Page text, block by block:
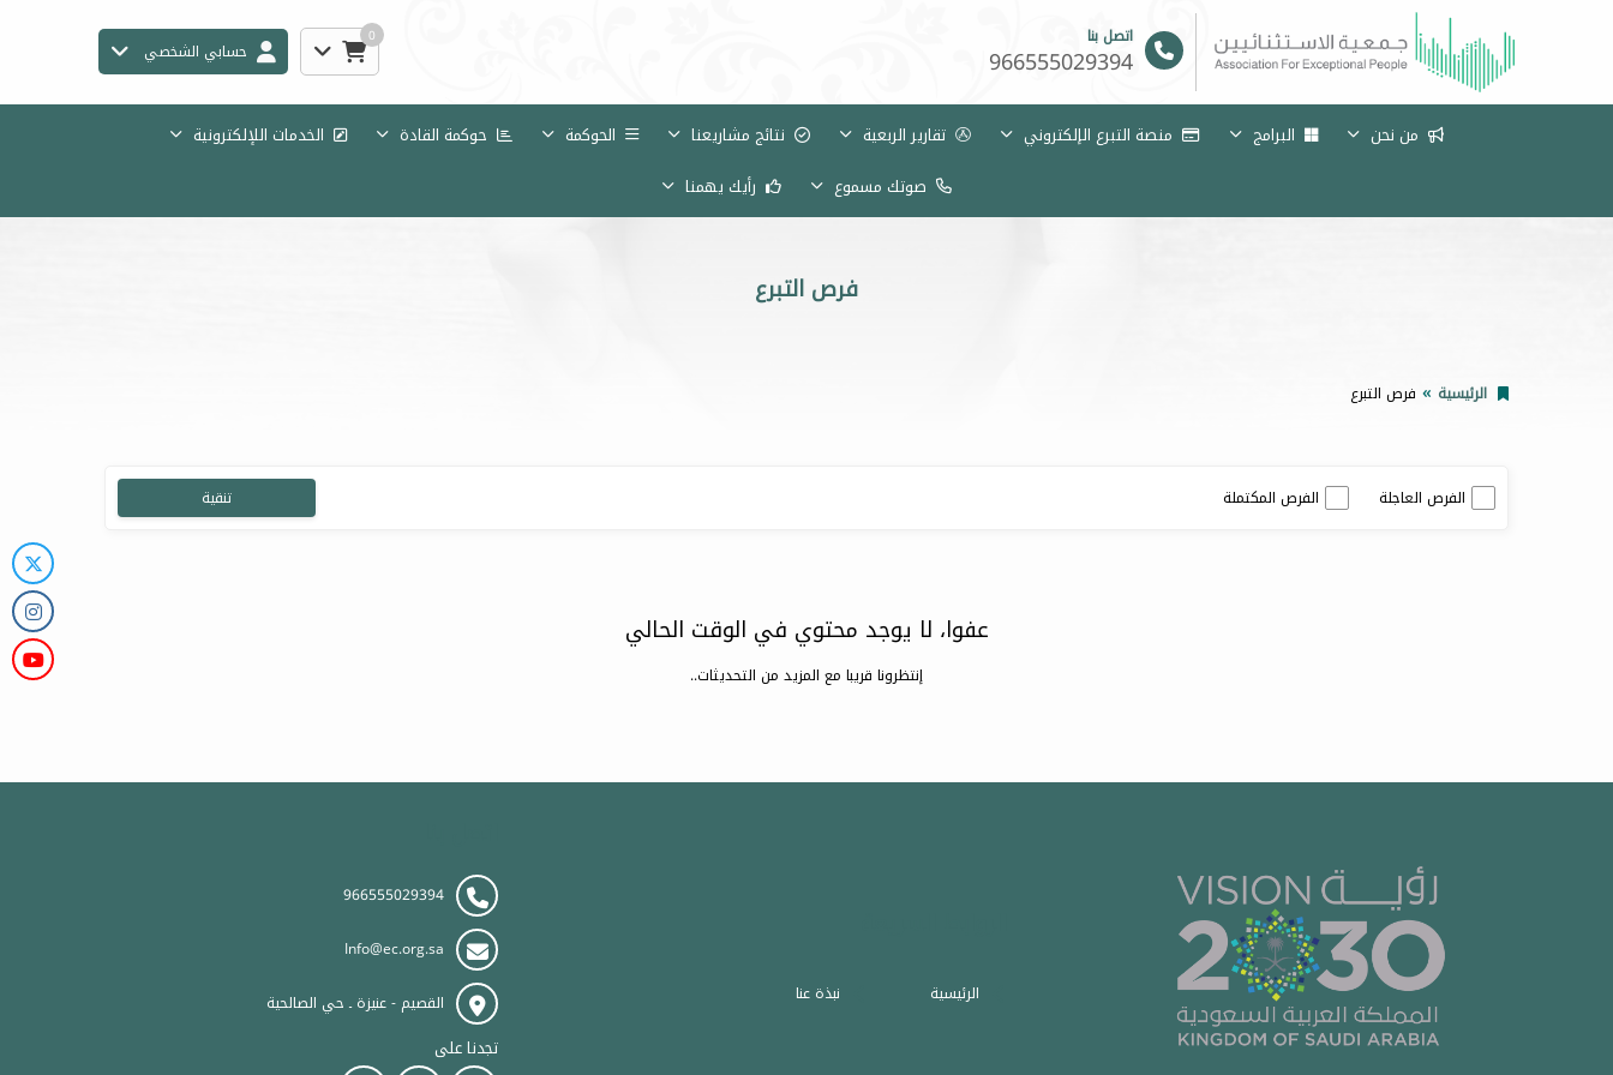
اتصل بنا
966555029394
0
حسابي الشخصي
من نحن البرامج منصة التبرع الإلكتروني تقارير الربعية نتائج مشاريعنا الحوكمة حوكمة القادة
الخدمات اللإلكترونية
صوتك مسموع
رأيك يهمنا
فرص التبرع
الرئيسية فرص التبرع
الفرص العاجلة الفرص المكتملة تنقية
عفوا، لا يوجد محتوي في الوقت الحالي
إنتظرونا قريبا مع المزيد من التحديثات..
الرئيسية نبذة عنا
966555029394
Info@ec.org.sa
القصيم - عنيزة ـ حي الصالحية
تجدنا على